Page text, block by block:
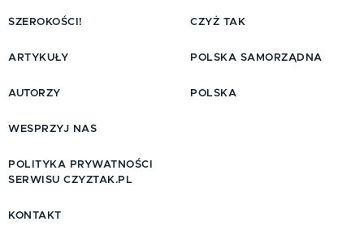
SZEROKOŚCI!
ARTYKUŁY
AUTORZY
CZYŻ TAK
POLSKA SAMORZĄDNA
POLSKA
WESPRZYJ NAS
POLITYKA PRYWATNOŚCI
SERWISU CZYZTAK.PL
KONTAKT